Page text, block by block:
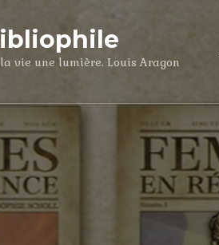
vie une lumière. Louis Aragon